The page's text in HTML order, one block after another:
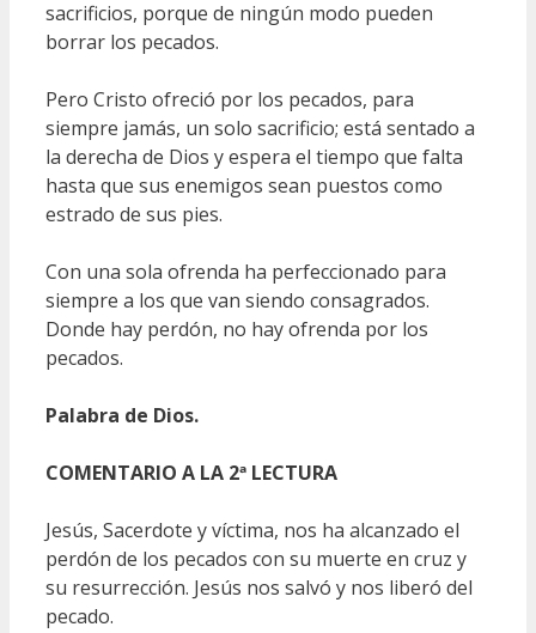
sacrificios, porque de ningún modo pueden
borrar los pecados.
Pero Cristo ofreció por los pecados, para
siempre jamás, un solo sacrificio; está sentado a
la derecha de Dios y espera el tiempo que falta
hasta que sus enemigos sean puestos como
estrado de sus pies.
Con una sola ofrenda ha perfeccionado para
siempre a los que van siendo consagrados.
Donde hay perdón, no hay ofrenda por los
pecados.
Palabra de Dios.
COMENTARIO A LA 2ª LECTURA
Jesús, Sacerdote y víctima, nos ha alcanzado el
perdón de los pecados con su muerte en cruz y
su resurrección. Jesús nos salvó y nos liberó del
pecado.